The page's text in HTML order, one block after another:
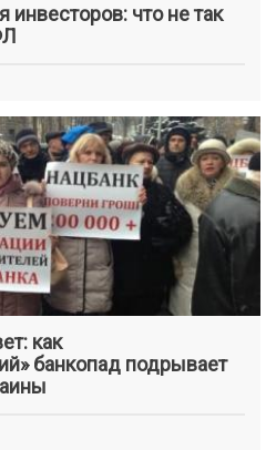
что не так
как
банкопад подрывает